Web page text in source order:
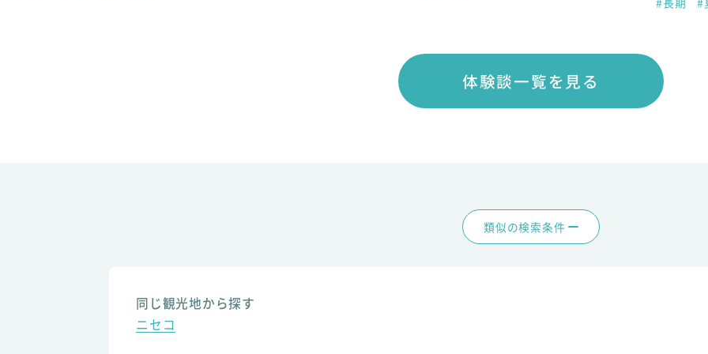
体験談一覧を見る
類似の検索条件
同じ観光地から探す
ニセコ